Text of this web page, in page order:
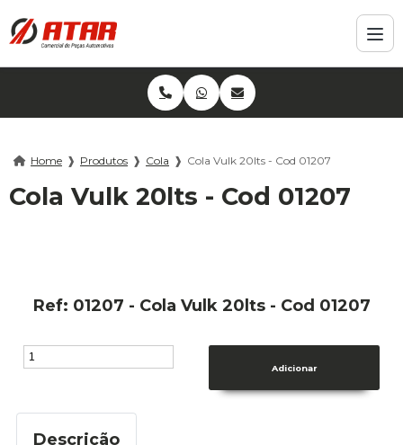
Home ❱ Produtos ❱ Cola ❱ Cola Vulk 20lts - Cod 01207
Cola Vulk 20lts - Cod 01207
Ref: 01207 - Cola Vulk 20lts - Cod 01207
Descrição